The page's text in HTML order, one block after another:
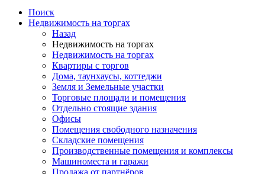
Поиск
Недвижимость на торгах
Назад
Недвижимость на торгах
Недвижимость на торгах
Квартиры с торгов
Дома, таунхаусы, коттеджи
Земля и Земельные участки
Торговые площади и помещения
Отдельно стоящие здания
Офисы
Помещения свободного назначения
Складские помещения
Производственные помещения и комплексы
Машиноместа и гаражи
Продажа от партнёров